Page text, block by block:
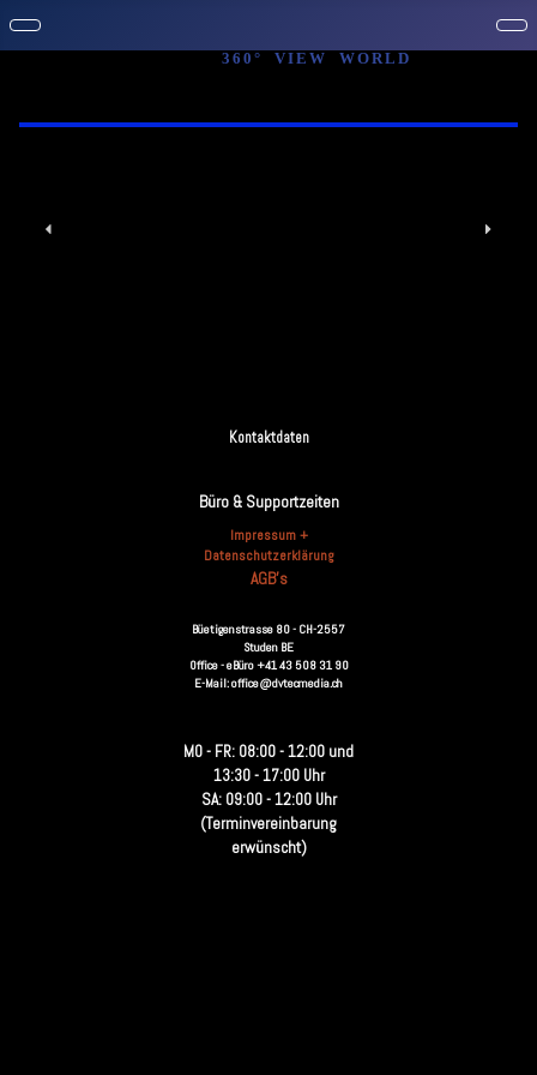
3 6 0 ° VIE W WORL D
Kontaktdaten
Büro & Supportzeiten
Impressum +
Datenschutzerklärung
AGB's
Büetigenstrasse 80 - CH-2557
Studen BE
Office - eBüro +41 43 508 31 90
E-Mail: office@dvtecmedia.ch
MO - FR: 08:00 - 12:00 und
13:30 - 17:00 Uhr
SA: 09:00 - 12:00 Uhr
(Terminvereinbarung
erwünscht)